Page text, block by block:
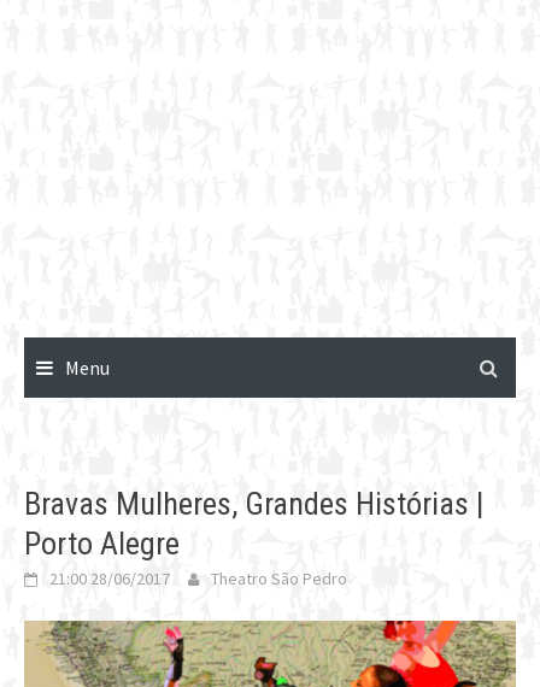
Menu
Bravas Mulheres, Grandes Histórias |
Porto Alegre
21:00 28/06/2017 Theatro São Pedro